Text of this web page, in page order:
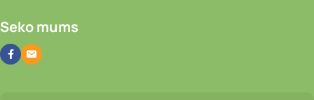
Seko mums